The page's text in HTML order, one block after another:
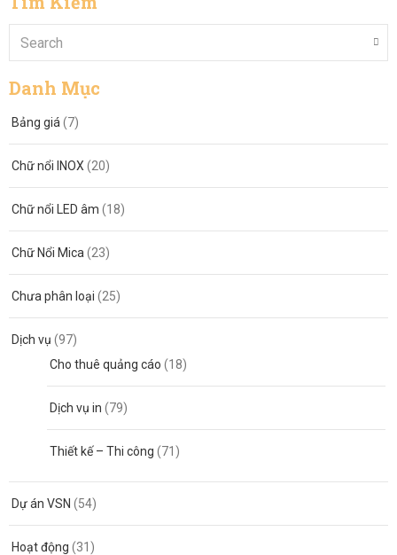
Danh Mục
Bảng giá (7)
Chữ nổi INOX (20)
Chữ nổi LED âm (18)
Chữ Nổi Mica (23)
Chưa phân loại (25)
Dịch vụ (97)
Cho thuê quảng cáo (18)
Dịch vụ in (79)
Thiết kế – Thi công (71)
Dự án VSN (54)
Hoạt động (31)